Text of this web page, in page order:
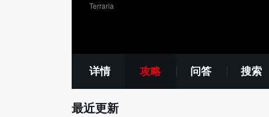
Terraria
详情 攻略 问答 搜索
最近更新